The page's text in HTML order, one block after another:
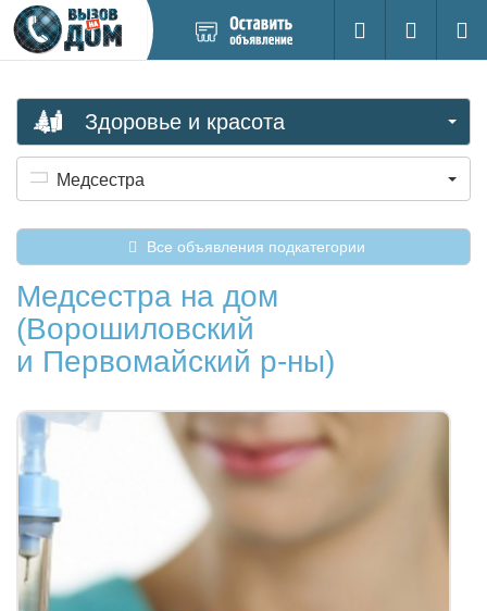
новое
Поиск
Вход на
Здоровье и красота
Медсестра
Все объявления подкатегории
Медсестра на дом
(Ворошиловский
и Первомайский р-ны)